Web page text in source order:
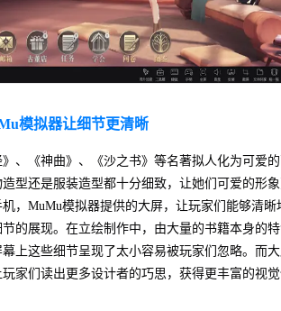
模拟器让细节更清晰
、《神曲》、《沙之书》等名著拟人化为可爱
型还是服装造型都十分细致，让她们可爱的形象
，MuMu模拟器提供的大屏，让玩家们能够清晰
的展现。在立绘制作中，由大量的书籍本身的
上这些细节呈现了太小容易被玩家们忽略。而
家们读出更多设计者的巧思，获得更丰富的视